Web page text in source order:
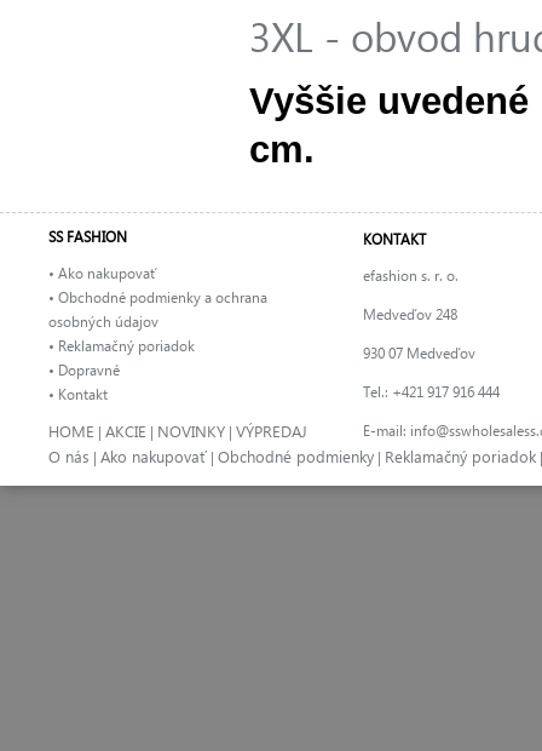
3XL - obvod
Vyššie
cm.
SS FASHION
• Ako nakupovať
• Obchodné podmienky a ochrana
osobných údajov
• Reklamačný poriadok
• Dopravné
• Kontakt
KONTAKT
efashion s. r. o.
Medveďov 248
930 07 Medveďov
Tel.: +421 917 916 444
E-mail:
HOME | AKCIE | NOVINKY | VÝPREDAJ
O nás | Ako nakupovať | Obchodné podmienky | Reklamačný poriadok